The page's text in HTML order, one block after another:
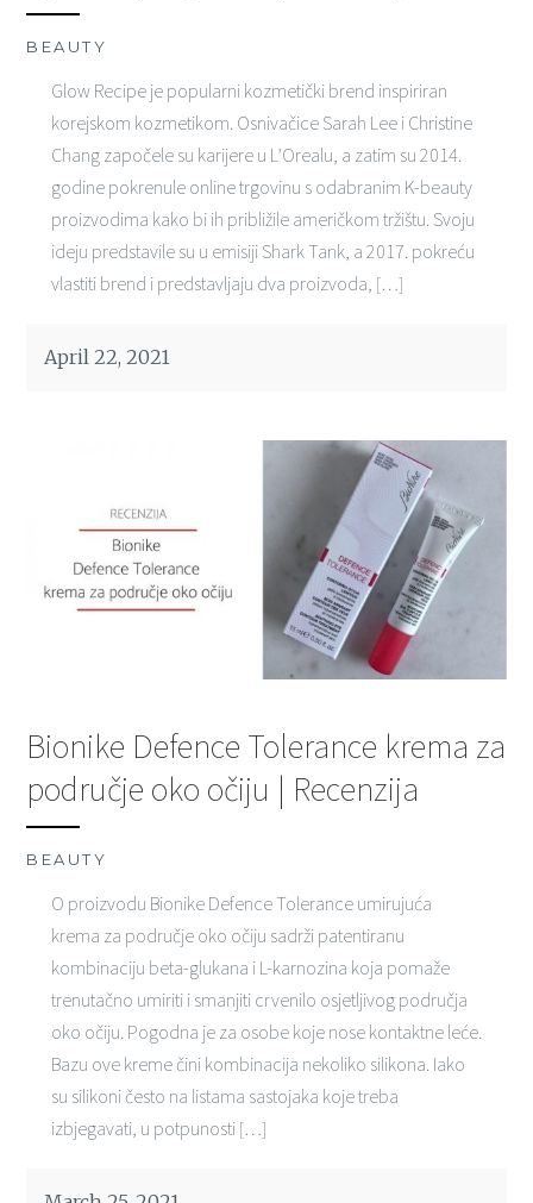
BEAUTY
Glow Recipe je popularni kozmetički brend inspiriran
korejskom kozmetikom. Osnivačice Sarah Lee i Christine
Chang započele su karijere u L’Orealu, a zatim su 2014.
godine pokrenule online trgovinu s odabranim K-beauty
proizvodima kako bi ih približile američkom tržištu. Svoju
ideju predstavile su u emisiji Shark Tank, a 2017. pokreću
vlastiti brend i predstavljaju dva proizvoda, […]
April 22, 2021
Bionike Defence Tolerance krema za
područje oko očiju | Recenzija
BEAUTY
O proizvodu Bionike Defence Tolerance umirujuća
krema za područje oko očiju sadrži patentiranu
kombinaciju beta-glukana i L-karnozina koja pomaže
trenutačno umiriti i smanjiti crvenilo osjetljivog područja
oko očiju. Pogodna je za osobe koje nose kontaktne leće.
Bazu ove kreme čini kombinacija nekoliko silikona. Iako
su silikoni često na listama sastojaka koje treba
izbjegavati, u potpunosti […]